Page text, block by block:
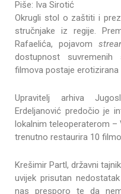
Piše: Iva Sirotić
Okrugli stol o zaštiti i
stručnjake iz regije.
Rafaelića, pojavom
dostupnost suvremenih
filmova postaje erotizirana
Upravitelj arhiva
Erdeljanović predočio je
lokalnim teleoperaterom –
trenutno restaurira 10
Krešimir Partl, državni
uvijek prisutan
nas presporo te da